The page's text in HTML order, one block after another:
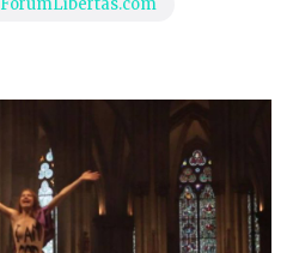
ForumLibertas.com